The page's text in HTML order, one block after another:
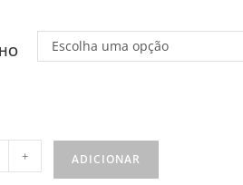
Escolha uma opção
+ ADICIONAR